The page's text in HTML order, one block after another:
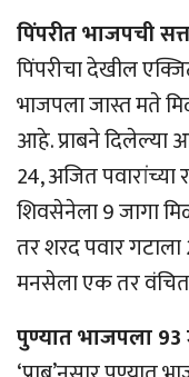
पिंपरीत भाजपची
पिंपरीचा देखील
भाजपला जास्त मते
आहे. प्राबने दिलेल्या
24, अजित पवारांच्या
शिवसेनेला 9 जागा
तर शरद पवार
मनसेला एक तर
पुण्यात भाजपला